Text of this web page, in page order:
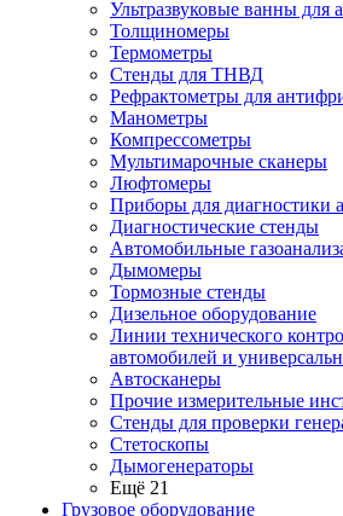
Ультразвуковые ванны для
Толщиномеры
Термометры
Стенды для ТНВД
Рефрактометры для
Манометры
Компрессометры
Мультимарочные сканеры
Люфтомеры
Приборы для диагностики
Диагностические стенды
Автомобильные
Дымомеры
Тормозные стенды
Дизельное оборудование
Линии технического
автомобилей и
Автосканеры
Прочие измерительные
Стенды для проверки
Стетоскопы
Дымогенераторы
Ещё 21
Грузовое оборудование